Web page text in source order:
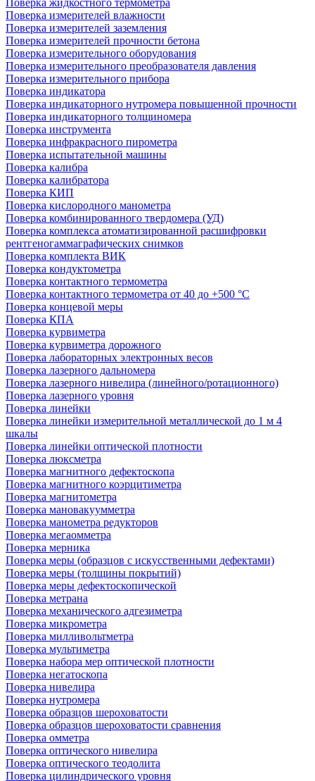
Поверка жидкостного термометра
Поверка измерителей влажности
Поверка измерителей заземления
Поверка измерителей прочности бетона
Поверка измерительного оборудования
Поверка измерительного преобразователя давления
Поверка измерительного прибора
Поверка индикатора
Поверка индикаторного нутромера повышенной прочности
Поверка индикаторного толщиномера
Поверка инструмента
Поверка инфракрасного пирометра
Поверка испытательной машины
Поверка калибра
Поверка калибратора
Поверка КИП
Поверка кислородного манометра
Поверка комбинированного твердомера (УД)
Поверка комплекса атоматизированной расшифровки
рентгеногаммаграфических снимков
Поверка комплекта ВИК
Поверка кондуктометра
Поверка контактного термометра
Поверка контактного термометра от 40 до +500 °С
Поверка концевой меры
Поверка КПА
Поверка курвиметра
Поверка курвиметра дорожного
Поверка лабораторных электронных весов
Поверка лазерного дальномера
Поверка лазерного нивелира (линейного/ротационного)
Поверка лазерного уровня
Поверка линейки
Поверка линейки измерительной металлической до 1 м 4
шкалы
Поверка линейки оптической плотности
Поверка люксметра
Поверка магнитного дефектоскопа
Поверка магнитного коэрцитиметра
Поверка магнитометра
Поверка мановакуумметра
Поверка манометра редукторов
Поверка мегаомметра
Поверка мерника
Поверка меры (образцов с искусственными дефектами)
Поверка меры (толщины покрытий)
Поверка меры дефектоскопической
Поверка метрана
Поверка механического адгезиметра
Поверка микрометра
Поверка милливольтметра
Поверка мультиметра
Поверка набора мер оптической плотности
Поверка негатоскопа
Поверка нивелира
Поверка нутромера
Поверка образцов шероховатости
Поверка образцов шероховатости сравнения
Поверка омметра
Поверка оптического нивелира
Поверка оптического теодолита
Поверка цилиндрического уровня